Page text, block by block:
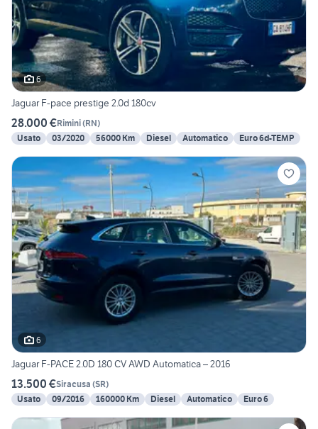
6
Jaguar F-pace prestige 2.0d 180cv
28.000 €Rimini(RN)
Usato
03/2020 56000 Km Diesel Automatico Euro 6d-TEMP
6
Jaguar F-PACE 2.0D 180 CV AWD Automatica – 2016
13.500 €Siracusa (SR)
Usato
09/2016 160000 Km Diesel Automatico Euro 6